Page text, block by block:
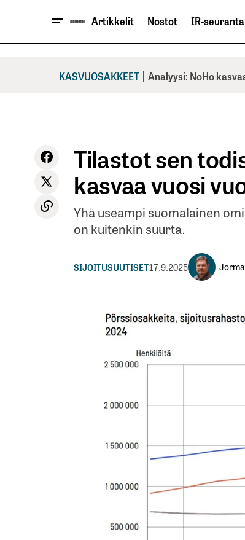
Artikkelit Nostot IR-seuranta
KASVUOSAKKEET | Analyysi: NoHo
Tilastot sen
kasvaa vuosi
Yhä useampi suomalainen
on kuitenkin suurta.
SIJOITUSUUTISET17.9.2025